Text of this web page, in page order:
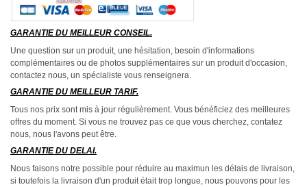
GARANTIE DU MEILLEUR CONSEIL.
Une question sur un produit, une hésitation, besoin d'informations
complémentaires ou de photos supplémentaires sur un produit d'occasion,
contactez nous, un spécialiste vous renseignera.
GARANTIE DU MEILLEUR TARIF.
Tous nos prix sont mis à jour régulièrement. Vous bénéficiez des meilleures
offres du moment. Si vous ne trouvez pas ce que vous cherchez, contatez
nous, nous l'avons peut être.
GARANTIE DU DELAI.
Nous faisons notre possible pour réduire au maximun les délais de livraison,
si toutefois la livraison d'un produit était trop longue, nous pouvons pour les